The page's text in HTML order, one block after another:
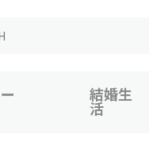
結婚生
活